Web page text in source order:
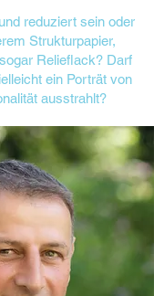
reduziert sein oder
Strukturpapier,
Relieflack? Darf
ein Porträt von
ausstrahlt?